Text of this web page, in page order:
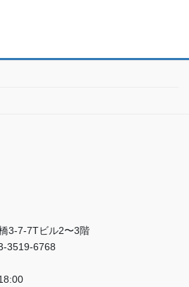
3-7-7Tビル2〜3階
3519-6768